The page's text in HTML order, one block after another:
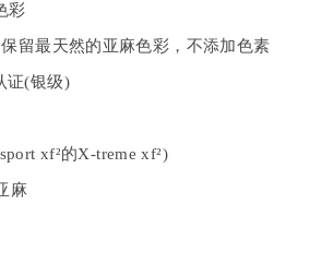
彩
留最天然的亚麻色彩，不添加色素
证(银级)
xf²的X-treme xf²)
麻